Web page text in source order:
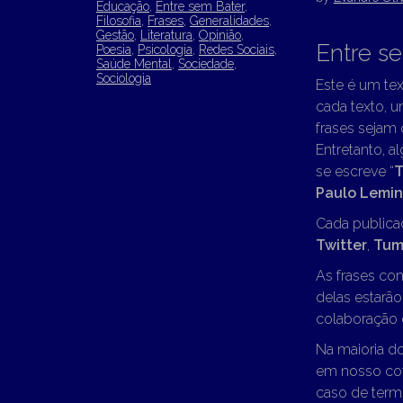
Educação Entre sem Bater,
Filosofia
Frases Generalidades
Gestão
Literatura Opinião
Poesia
Psicologia Redes Sociais
Saúde Mental
Sociedade
Sociologia
Entre
Este é um
cada texto,
frases
Entretanto,
se escreve “
Paulo
Cada
Twitter,
As frases
delas
colaboração
Na maioria
em nosso
caso de